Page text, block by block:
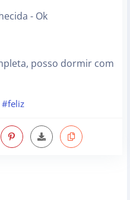
- Ok
posso dormir com
#feliz